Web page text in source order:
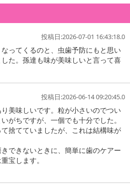
」に記載されている「注意事項」を
投稿日:2026-07-01 16:43:18.0
ってくるのと、虫歯予防にもと思い
た。孫達も味が美味しいと言って喜
投稿日:2026-06-14 09:20:45.0
美味しいです。粒が小さいのでつい
がちですが、一個でも十分でした。
捨てていましたが、これは結構味が
できないときに、簡単に歯のケアー
宝します。